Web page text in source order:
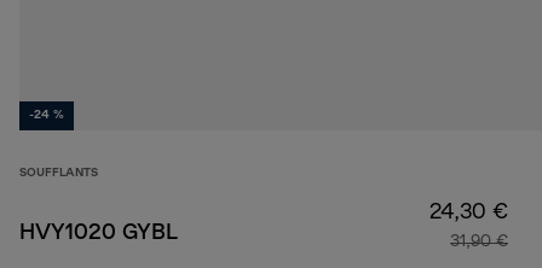
-24 %
SOUFFLANTS
HVY1020 GYBL
24,30 €
31,90 €